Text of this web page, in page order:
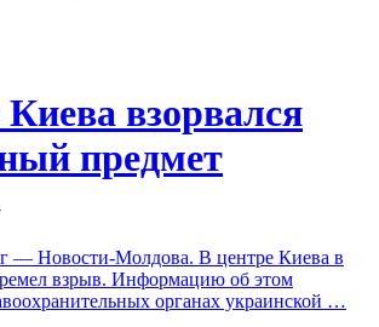
взорвался
предмет
Новости-Молдова. В центре Киева в
взрыв. Информацию об этом
органах украинской …